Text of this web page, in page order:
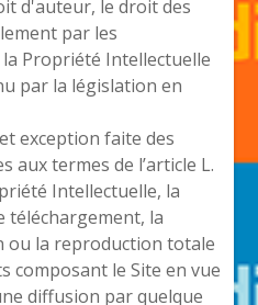
d'auteur, le droit des
par les
Propriété Intellectuelle
par la législation en
exception faite des
aux termes de l’article L.
Intellectuelle, la
téléchargement, la
ou la reproduction totale
composant le Site en vue
diffusion par quelque